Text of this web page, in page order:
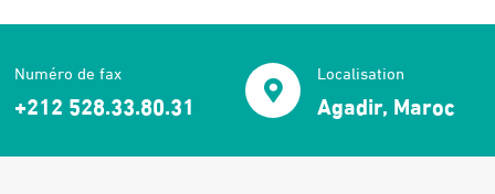
Numéro de fax
+212 528.33.80.31
Localisation
Agadir, Maroc